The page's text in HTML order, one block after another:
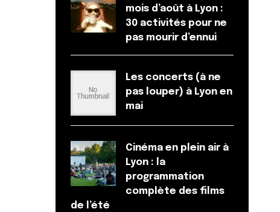
mois d’août à Lyon :
30 activités pour ne
pas mourir d’ennui
Les concerts (à ne
pas louper) à Lyon en
mai
Cinéma en plein air à
Lyon : la
programmation
complète des films
de l’été